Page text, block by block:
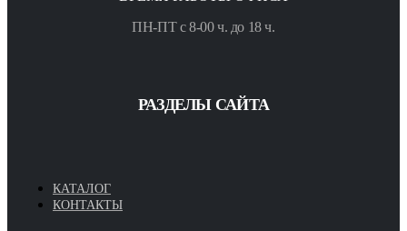
ПН-ПТ с 8-00 ч. до 18 ч.
РАЗДЕЛЫ САЙТА
КАТАЛОГ
КОНТАКТЫ